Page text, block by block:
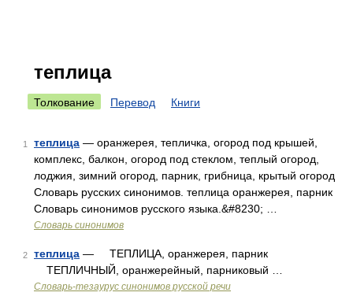
теплица
Толкование Перевод Книги
1 теплица — оранжерея, тепличка, огород под крышей,
комплекс, балкон, огород под стеклом, теплый огород,
лоджия, зимний огород, парник, грибница, крытый огород
Словарь русских синонимов. теплица оранжерея, парник
Словарь синонимов русского языка.&#8230; …
Словарь синонимов
2 теплица — ТЕПЛИЦА, оранжерея, парник
ТЕПЛИЧНЫЙ, оранжерейный, парниковый …
Словарь-тезаурус синонимов русской речи